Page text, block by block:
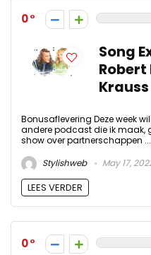
0
Song
Robert
Krauss
Bonusaflevering Deze week
andere podcast die ik maak,
show over partnerschappen ...
Stylishweb
May 17,
LEES VERDER
0